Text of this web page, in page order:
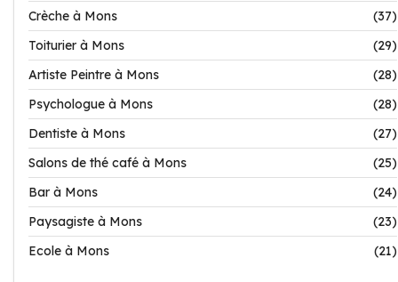
Crèche à Mons
(37)
Toiturier à Mons
(29)
Artiste Peintre à Mons
(28)
Psychologue à Mons
(28)
Dentiste à Mons
(27)
Salons de thé café à Mons
(25)
Bar à Mons
(24)
Paysagiste à Mons
(23)
Ecole à Mons
(21)